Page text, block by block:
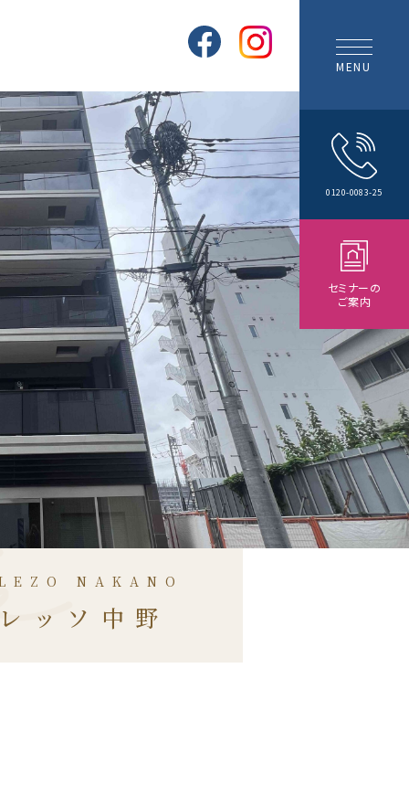
MENU
0120-0083-25
セミナーの
ご案内
NAKANO
ッソ中野